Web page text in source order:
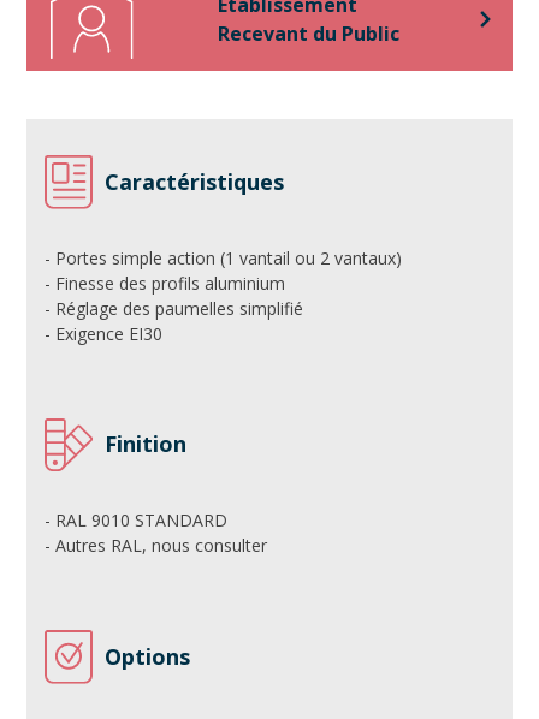
Recevant du Public
Caractéristiques
- Portes simple action (1 vantail ou 2 vantaux)
- Finesse des profils aluminium
- Réglage des paumelles simplifié
- Exigence EI30
Finition
- RAL 9010 STANDARD
- Autres RAL, nous consulter
Options